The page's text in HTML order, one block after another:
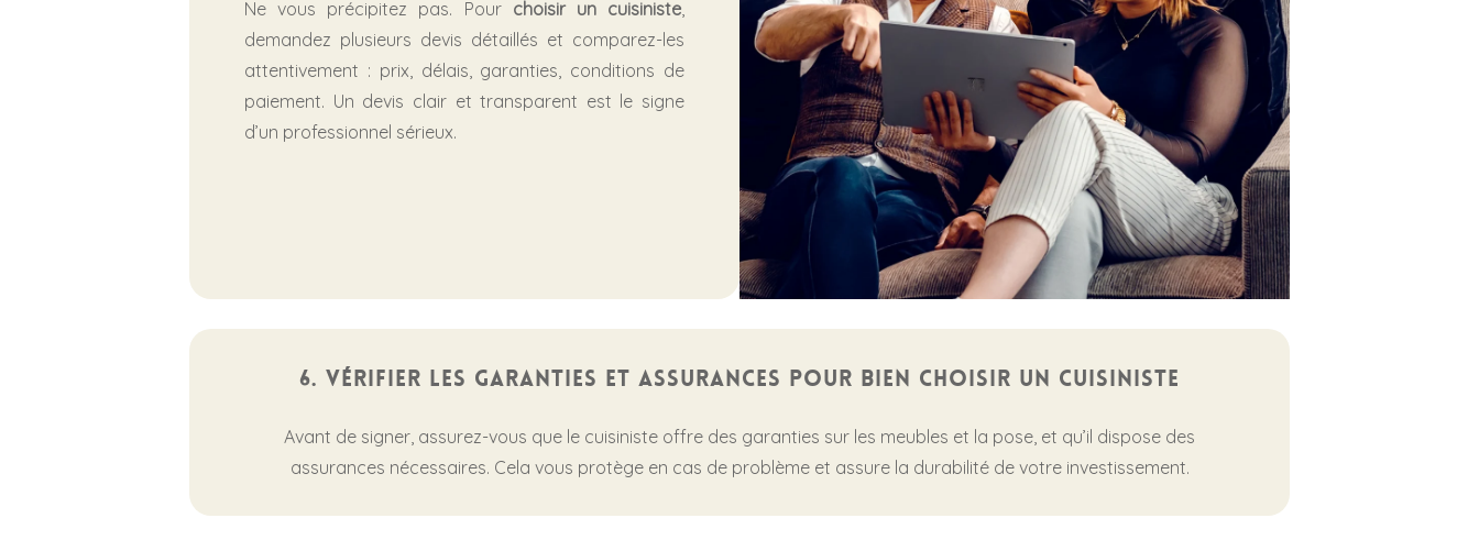
Ne vous précipitez pas. Pour choisir un cuisiniste,
demandez plusieurs devis détaillés et comparez-les
attentivement : prix, délais, garanties, conditions de
paiement. Un devis clair et transparent est le signe
d’un professionnel sérieux.
6. Vérifier les garanties et assurances pour bien choisir un cuisiniste
Avant de signer, assurez-vous que le cuisiniste offre des garanties sur les meubles et la pose, et qu’il dispose des
assurances nécessaires. Cela vous protège en cas de problème et assure la durabilité de votre investissement.